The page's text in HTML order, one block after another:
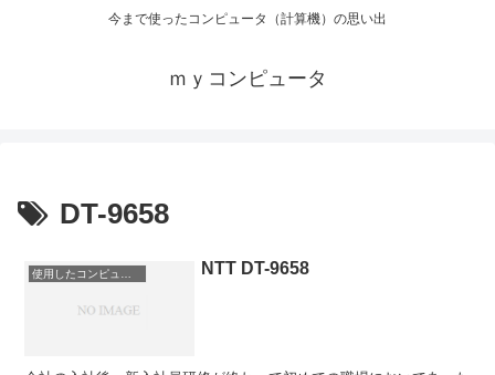
今まで使ったコンピュータ（計算機）の思い出
ｍｙコンピュータ
DT-9658
NTT DT-9658